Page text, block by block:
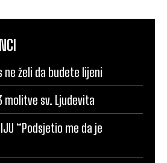
ne želi da budete lijeni
3 molitve sv. Ljudevita
“Podsjetio me da je